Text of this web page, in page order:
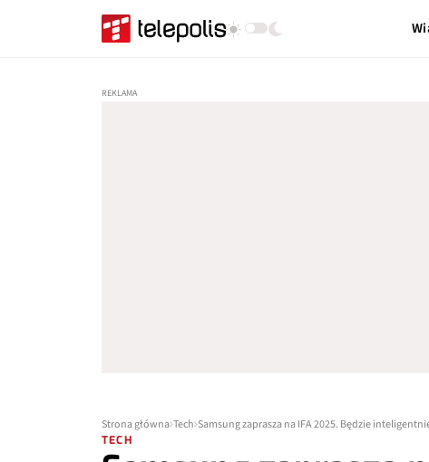
Strona główna Tech Samsung zaprasza na IFA 2025. Będzie
TECH